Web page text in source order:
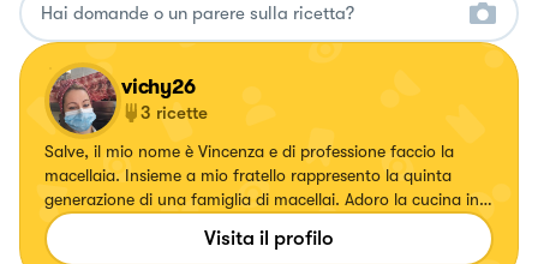
vichy26
3 ricette
Salve, il mio nome è Vincenza e di professione faccio la
macellaia. Insieme a mio fratello rappresento la quinta
generazione di una famiglia di macellai. Adoro la cucina in
tutte le sue forme, e oltre alla carne mi piace anche
preparare prodotti da forno col mio lievito madre e tanto
Visita il profilo